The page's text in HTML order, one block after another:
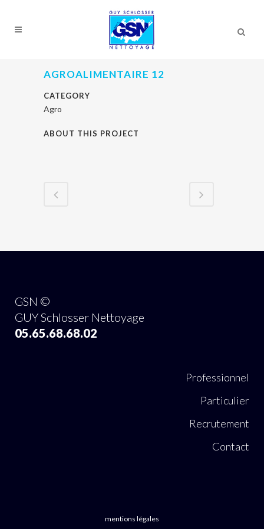
AGROALIMENTAIRE 12
CATEGORY
Agro
ABOUT THIS PROJECT
GSN ©
GUY Schlosser Nettoyage
05.65.68.68.02
Professionnel
Particulier
Recrutement
Contact
mentions légales